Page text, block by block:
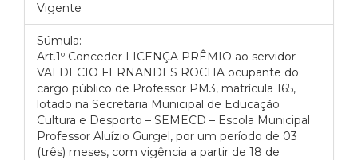
Vigente
Súmula:
Art.1º Conceder LICENÇA PRÊMIO ao servidor
VALDECIO FERNANDES ROCHA ocupante do
cargo público de Professor PM3, matrícula 165,
lotado na Secretaria Municipal de Educação
Cultura e Desporto – SEMECD – Escola Municipal
Professor Aluízio Gurgel, por um período de 03
(três) meses, com vigência a partir de 18 de